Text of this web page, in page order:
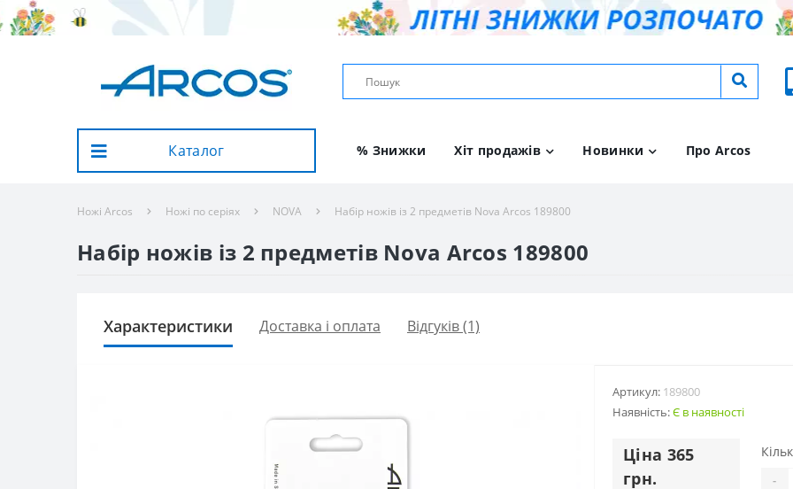
Каталог % Знижки Хіт продажів Новинки Про Arcos
Ножі Arcos Ножі по серіях NOVA Набір ножів із 2 предметів Nova Arcos 189800
Набір ножів із 2 предметів Nova Arcos 189800
Характеристики Доставка і оплата Відгуків (1)
Артикул: 189800
Наявність:Є в наявності
Цiна 365
грн.
-